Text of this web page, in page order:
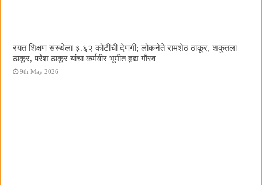
रयत शिक्षण संस्थेला ३.६२ कोटींची देणगी; लोकनेते रामशेठ ठाकूर, शकुंतला
ठाकूर, परेश ठाकूर यांचा कर्मवीर भूमीत हृद्य गौरव
9th May 2026